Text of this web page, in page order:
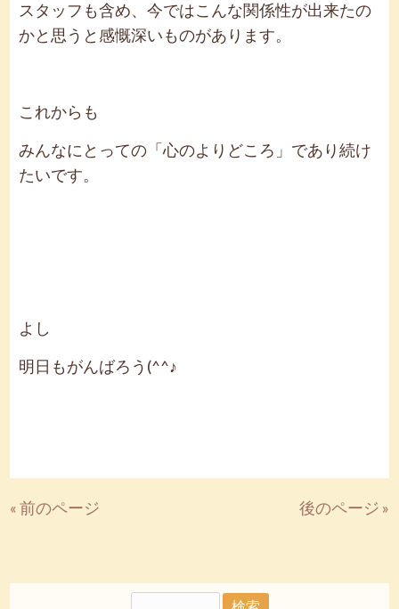
スタッフも含め、今ではこんな関係性が出来たの
かと思うと感慨深いものがあります。
これからも
みんなにとっての「心のよりどころ」であり続け
たいです。
よし
明日もがんばろう(^^♪
« 前のページ 後のページ »